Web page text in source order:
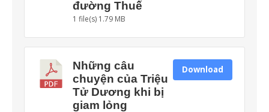
đường Thuế
1 file(s) 1.79 MB
Những câu
chuyện của Triệu
Tử Dương khi bị
giam lỏng
Download